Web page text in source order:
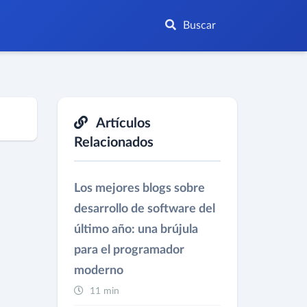
Buscar
Artículos
Relacionados
Los mejores blogs sobre
desarrollo de software del
último año: una brújula
para el programador
moderno
11 min